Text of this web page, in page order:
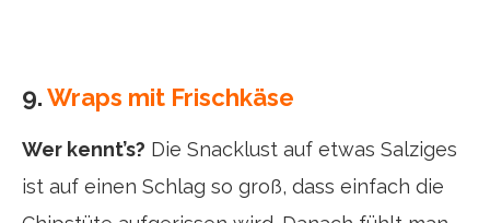
9.Wraps mit Frischkäse
Wer kennt’s? Die Snacklust auf etwas Salziges
ist auf einen Schlag so groß, dass einfach die